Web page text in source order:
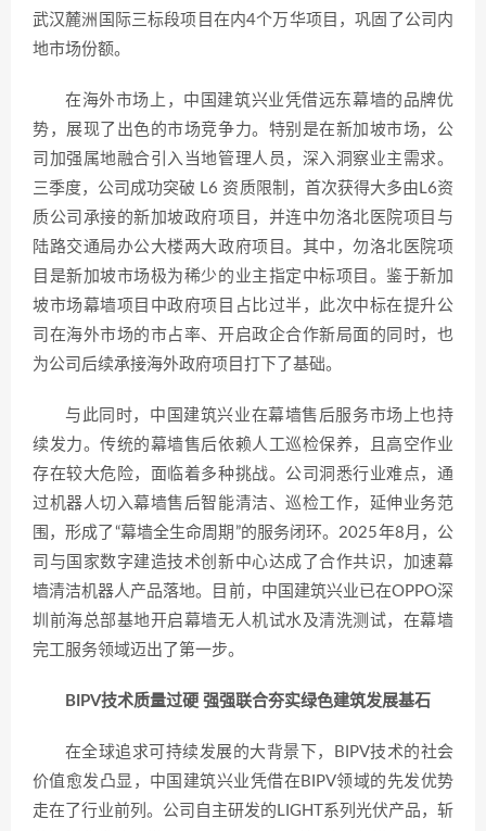
武汉麓洲国际三标段项目在内4个万华项目，巩固了公司内
地市场份额。
在海外市场上，中国建筑兴业凭借远东幕墙的品牌优
势，展现了出色的市场竞争力。特别是在新加坡市场，公
司加强属地融合引入当地管理人员，深入洞察业主需求。
三季度，公司成功突破 L6 资质限制，首次获得大多由L6资
质公司承接的新加坡政府项目，并连中勿洛北医院项目与
陆路交通局办公大楼两大政府项目。其中，勿洛北医院项
目是新加坡市场极为稀少的业主指定中标项目。鉴于新加
坡市场幕墙项目中政府项目占比过半，此次中标在提升公
司在海外市场的市占率、开启政企合作新局面的同时，也
为公司后续承接海外政府项目打下了基础。
与此同时，中国建筑兴业在幕墙售后服务市场上也持
续发力。传统的幕墙售后依赖人工巡检保养，且高空作业
存在较大危险，面临着多种挑战。公司洞悉行业难点，通
过机器人切入幕墙售后智能清洁、巡检工作，延伸业务范
围，形成了“幕墙全生命周期”的服务闭环。2025年8月，公
司与国家数字建造技术创新中心达成了合作共识，加速幕
墙清洁机器人产品落地。目前，中国建筑兴业已在OPPO深
圳前海总部基地开启幕墙无人机试水及清洗测试，在幕墙
完工服务领域迈出了第一步。
BIPV技术质量过硬 强强联合夯实绿色建筑发展基石‌
在全球追求可持续发展的大背景下，BIPV技术的社会
价值愈发凸显，中国建筑兴业凭借在BIPV领域的先发优势
走在了行业前列。公司自主研发的LIGHT系列光伏产品，斩